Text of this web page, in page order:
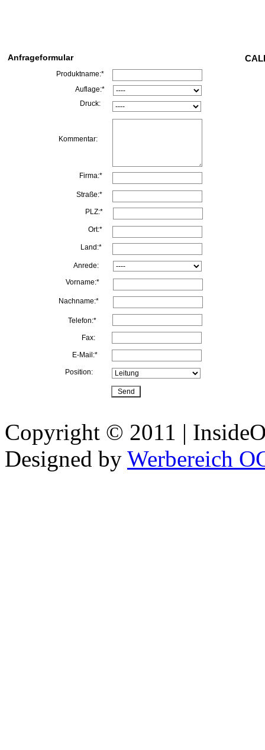
Auflage:*
Druck:
Kommentar:
Firma:*
Straße:*
PLZ:*
Ort:*
Land:*
Vorname:*
Anrede:
Telefon:*
E-Mail:*
Fax:
Position:
Nachname:*
Produktname:*
Anfrageformular
Copyright © 2011 |
Designed by Werbereich